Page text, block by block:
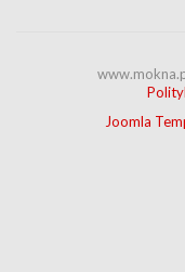
Joomla